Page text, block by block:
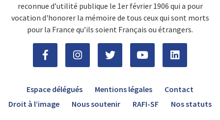
reconnue d’utilité publique le 1er février 1906 qui a pour
vocation d'honorer la mémoire de tous ceux qui sont morts
pour la France qu’ils soient Français ou étrangers.
Espace délégués Mentions légales
Contact
Droit à l’image
Nous soutenir RAFI-SF Nos statuts